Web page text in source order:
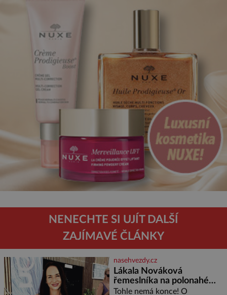
NENECHTE SI UJÍT DALŠÍ
ZAJÍMAVÉ ČLÁNKY
nasehvezdy.cz
Lákala Nováková
řemeslníka na polonahé
tělo!
Tohle nemá konce! O